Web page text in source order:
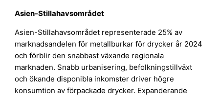
Asien-Stillahavsområdet
Asien-Stillahavsområdet representerade 25% av
marknadsandelen för metallburkar för drycker år 2024
och förblir den snabbast växande regionala
marknaden. Snabb urbanisering, befolkningstillväxt
och ökande disponibla inkomster driver högre
konsumtion av förpackade drycker. Expanderande